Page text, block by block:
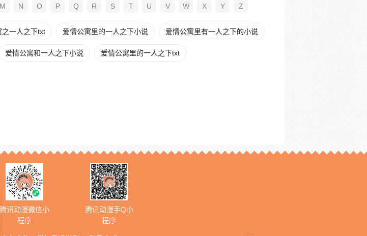
M N O P Q R S T U V W X Y Z
之一人之下txt 爱情公寓里的一人之下小说 爱情公寓里有一人之下的小说
爱情公寓和一人之下小说 爱情公寓里的一人之下txt
腾讯动漫微信小
程序
腾讯动漫手Q小
程序